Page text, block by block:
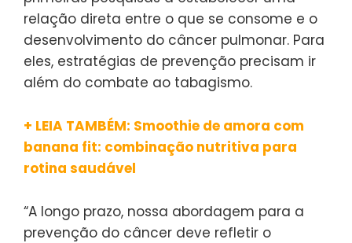
relação direta entre o que se consome e o
desenvolvimento do câncer pulmonar. Para
eles, estratégias de prevenção precisam ir
além do combate ao tabagismo.
+ LEIA TAMBÉM: Smoothie de amora com
banana fit: combinação nutritiva para
rotina saudável
“A longo prazo, nossa abordagem para a
prevenção do câncer deve refletir o